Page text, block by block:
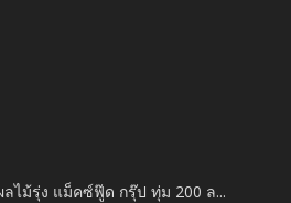
ลไม้รุ่ง แม็คซ์ฟู๊ด กรุ๊ป ทุ่ม 200 ล...